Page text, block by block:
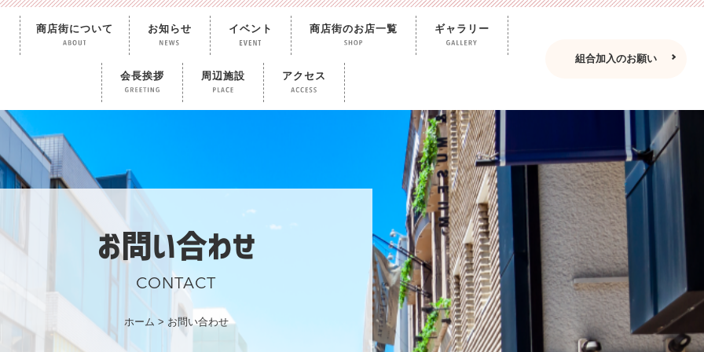
商店街について お知らせ イベント 商店街のお店一覧 ギャラリー
会長挨拶 周辺施設 アクセス
組合加入のお願い
お問い合わせ
CONTACT
ホーム > お問い合わせ